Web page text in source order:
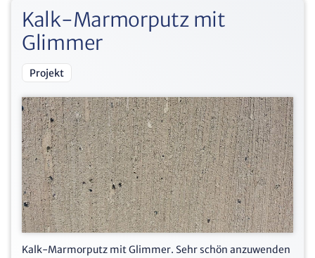
Kalk-Marmorputz mit
Glimmer
Projekt
Kalk-Marmorputz mit Glimmer. Sehr schön anzuwenden